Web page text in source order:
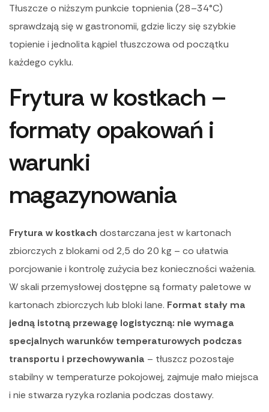
Tłuszcze o niższym punkcie topnienia (28–34°C)
sprawdzają się w gastronomii, gdzie liczy się szybkie
topienie i jednolita kąpiel tłuszczowa od początku
każdego cyklu.
Frytura w kostkach –
formaty opakowań i
warunki
magazynowania
Frytura w kostkach dostarczana jest w kartonach
zbiorczych z blokami od 2,5 do 20 kg – co ułatwia
porcjowanie i kontrolę zużycia bez konieczności ważenia.
W skali przemysłowej dostępne są formaty paletowe w
kartonach zbiorczych lub bloki lane. Format stały ma
jedną istotną przewagę logistyczną: nie wymaga
specjalnych warunków temperaturowych podczas
transportu i przechowywania – tłuszcz pozostaje
stabilny w temperaturze pokojowej, zajmuje mało miejsca
i nie stwarza ryzyka rozlania podczas dostawy.